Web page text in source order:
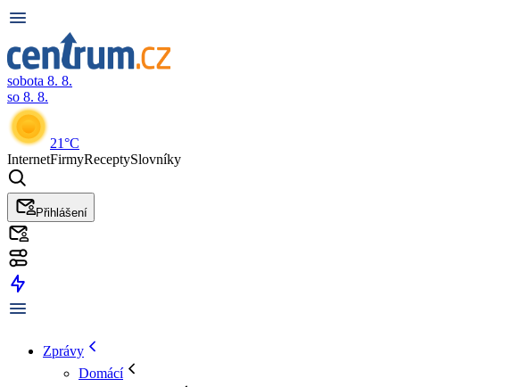
sobota 8. 8.
so 8. 8.
21°C
InternetFirmyReceptySlovníky
Přihlášení
Zprávy
Domácí